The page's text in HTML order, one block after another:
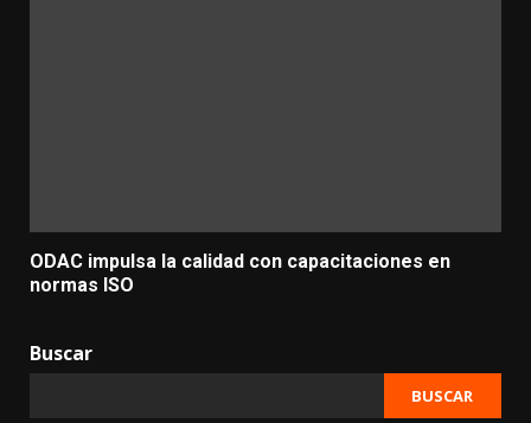
ODAC impulsa la calidad con capacitaciones en
normas ISO
Buscar
BUSCAR